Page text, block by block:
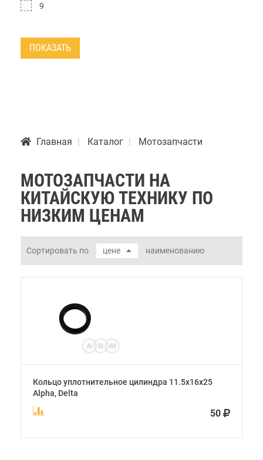
9
ПОКАЗАТЬ
Главная Каталог Мотозапчасти
МОТОЗАПЧАСТИ НА
КИТАЙСКУЮ ТЕХНИКУ ПО
НИЗКИМ ЦЕНАМ
Сортировать по цене наименованию
Кольцо уплотнительное цилиндра 11.5х16х25
Alpha, Delta
50